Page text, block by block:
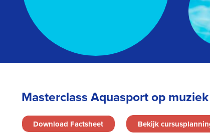
Masterclass Aquasport op muziek
Download Factsheet Bekijk